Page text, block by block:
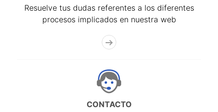
Resuelve tus dudas referentes a los diferentes
procesos implicados en nuestra web
CONTACTO